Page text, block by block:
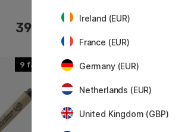
39 KR
9
Ireland (EUR)
France (EUR)
Germany (EUR)
Netherlands (EUR)
United Kingdom (GBP)